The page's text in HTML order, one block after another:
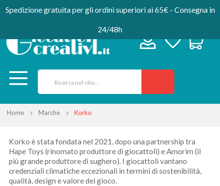
Spedizione gratuita per gli ordini superiori ai 65€ - Consegna in
24/48h
Home Marche Korko
Korko è stata fondata nel 2021, dopo una partnership tra
Hape Toys (rinomato produttore di giocattoli) e Amorim (il
più grande produttore di sughero). I giocattoli vantano
credenziali climatiche eccezionali in termini di sostenibilità,
qualità, design e valore del gioco.